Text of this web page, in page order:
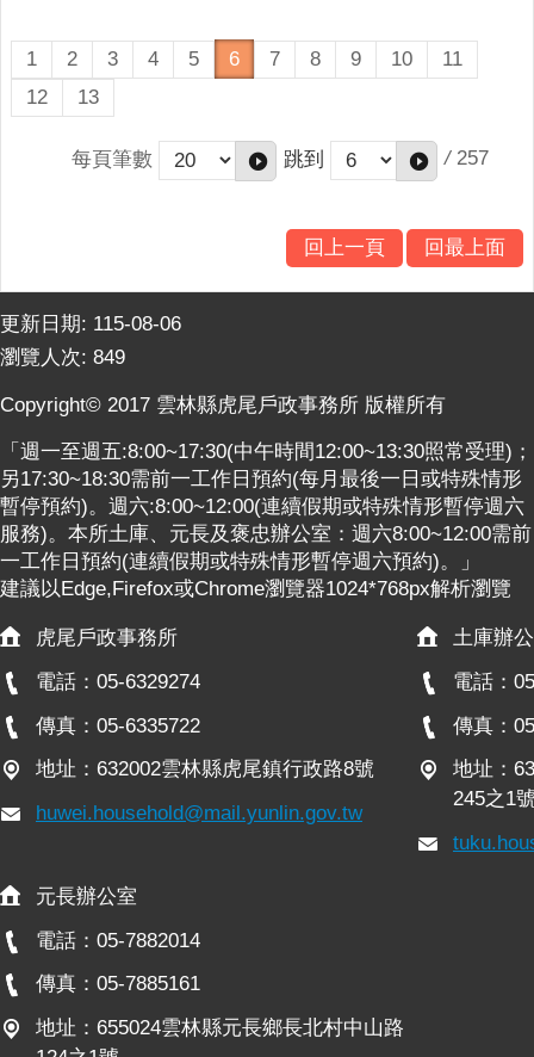
1 2 3 4 5 6 7 8 9 10
11
12
13
每頁筆數 跳到 / 257
回上一頁 回最上面
更新日期: 115-08-06
瀏覽人次: 849
Copyright© 2017 雲林縣虎尾戶政事務所 版權所有
「週一至週五:8:00~17:30(中午時間12:00~13:30照常受理)；
另17:30~18:30需前一工作日預約(每月最後一日或特殊情形
暫停預約)。週六:8:00~12:00(連續假期或特殊情形暫停週六
服務)。本所土庫、元長及褒忠辦公室：週六8:00~12:00需前
一工作日預約(連續假期或特殊情形暫停週六預約)。」
建議以Edge,Firefox或Chrome瀏覽器1024*768px解析瀏覽
虎尾戶政事務所
電話：05-6329274
傳真：05-6335722
地址：632002雲林縣虎尾鎮行政路8號
huwei.household@mail.yunlin.gov.tw
土庫辦
電話：
傳真：
地址：
245之1
元長辦公室
電話：05-7882014
傳真：05-7885161
地址：655024雲林縣元長鄉長北村中山路